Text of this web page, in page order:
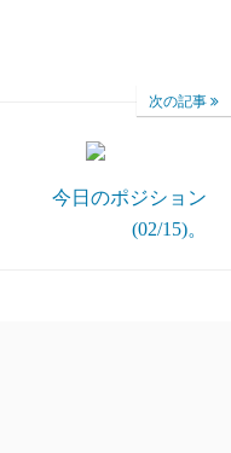
次の記事
今日のポジション
(02/15)。